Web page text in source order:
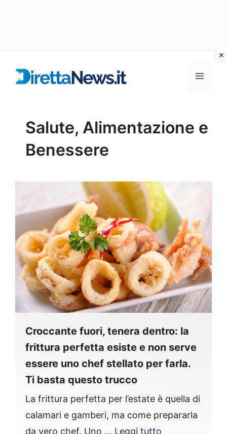
Menu
Salute, Alimentazione e
Benessere
Croccante fuori, tenera dentro: la
frittura perfetta esiste e non serve
essere uno chef stellato per farla.
Ti basta questo trucco
La frittura perfetta per l’estate è quella di
calamari e gamberi, ma come prepararla
da vero chef. Uno ... Leggi tutto